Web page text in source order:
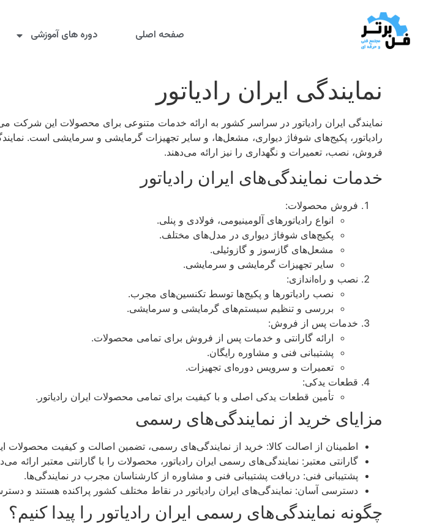
صفحه اصلی دوره های آموزشی
نمایندگی ایران رادیاتور
نمایندگی ایران رادیاتور در سراسر کشور به ارائه خدمات متنوعی برای محصولات این شرکت
رادیاتور، پکیج‌های شوفاژ دیواری، مشعل‌ها، و سایر تجهیزات گرمایشی و سرمایشی است.
فروش، نصب، تعمیرات و نگهداری را نیز ارائه می‌دهند.
خدمات نمایندگی‌های ایران رادیاتور
فروش محصولات:
انواع رادیاتورهای آلومینیومی، فولادی و پنلی.
پکیج‌های شوفاژ دیواری در مدل‌های مختلف.
مشعل‌های گازسوز و گازوئیلی.
سایر تجهیزات گرمایشی و سرمایشی.
نصب و راه‌اندازی:
نصب رادیاتورها و پکیج‌ها توسط تکنسین‌های مجرب.
بررسی و تنظیم سیستم‌های گرمایشی و سرمایشی.
خدمات پس از فروش:
ارائه گارانتی و خدمات پس از فروش برای تمامی محصولات.
پشتیبانی فنی و مشاوره رایگان.
تعمیرات و سرویس دوره‌ای تجهیزات.
قطعات یدکی:
تأمین قطعات یدکی اصلی و با کیفیت برای تمامی محصولات ایران رادیاتور.
مزایای خرید از نمایندگی‌های رسمی
اطمینان از اصالت کالا: خرید از نمایندگی‌های رسمی، تضمین اصالت و کیفیت محصولات
گارانتی معتبر: نمایندگی‌های رسمی ایران رادیاتور، محصولات را با گارانتی معتبر
پشتیبانی فنی: دریافت پشتیبانی فنی و مشاوره از کارشناسان مجرب در نمایندگی‌ها.
دسترسی آسان: نمایندگی‌های ایران رادیاتور در نقاط مختلف کشور پراکنده هستند و
چگونه نمایندگی‌های رسمی ایران رادیاتور را پیدا کنیم؟